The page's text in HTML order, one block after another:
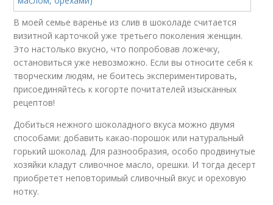
В моей семье варенье из слив в шоколаде считается
визитной карточкой уже третьего поколения женщин.
Это настолько вкусно, что попробовав ложечку,
остановиться уже невозможно. Если вы относите себя к
творческим людям, не боитесь экспериментировать,
присоединяйтесь к когорте почитателей изысканных
рецептов!
Добиться нежного шоколадного вкуса можно двумя
способами: добавить какао-порошок или натуральный
горький шоколад. Для разнообразия, особо продвинутые
хозяйки кладут сливочное масло, орешки. И тогда десерт
приобретет неповторимый сливочный вкус и ореховую
нотку.